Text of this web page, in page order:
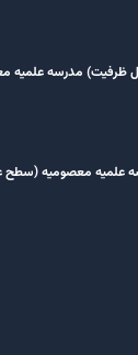
ظرفیت) مدرسه علمیه
علمیه معصومیه‌ (سطح